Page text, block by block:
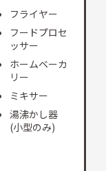
フライヤー
フードプロセ
ッサー
ホームベーカ
リー
ミキサー
湯沸かし器
(小型のみ)